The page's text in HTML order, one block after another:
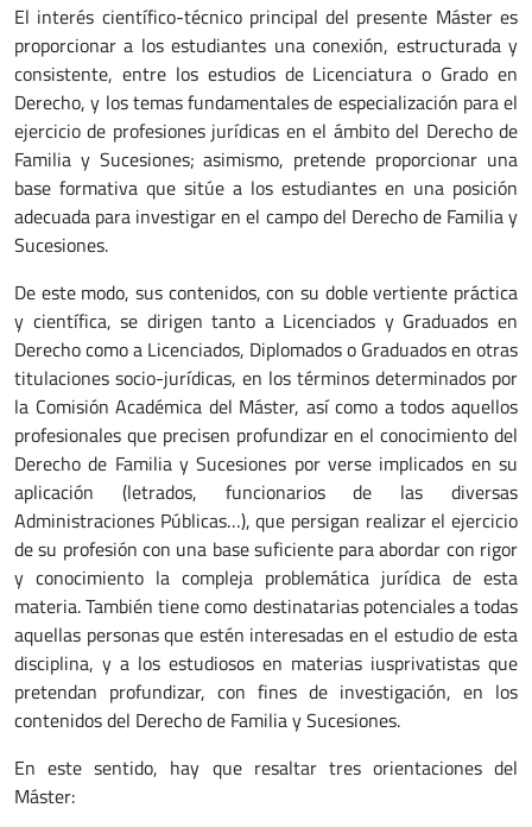
El interés científico-técnico principal del presente Máster es
proporcionar a los estudiantes una conexión, estructurada y
consistente, entre los estudios de Licenciatura o Grado en
Derecho, y los temas fundamentales de especialización para el
ejercicio de profesiones jurídicas en el ámbito del Derecho de
Familia y Sucesiones; asimismo, pretende proporcionar una
base formativa que sitúe a los estudiantes en una posición
adecuada para investigar en el campo del Derecho de Familia y
Sucesiones.
De este modo, sus contenidos, con su doble vertiente práctica
y científica, se dirigen tanto a Licenciados y Graduados en
Derecho como a Licenciados, Diplomados o Graduados en otras
titulaciones socio-jurídicas, en los términos determinados por
la Comisión Académica del Máster, así como a todos aquellos
profesionales que precisen profundizar en el conocimiento del
Derecho de Familia y Sucesiones por verse implicados en su
aplicación (letrados, funcionarios de las diversas
Administraciones Públicas…), que persigan realizar el ejercicio
de su profesión con una base suficiente para abordar con rigor
y conocimiento la compleja problemática jurídica de esta
materia. También tiene como destinatarias potenciales a todas
aquellas personas que estén interesadas en el estudio de esta
disciplina, y a los estudiosos en materias iusprivatistas que
pretendan profundizar, con fines de investigación, en los
contenidos del Derecho de Familia y Sucesiones.
En este sentido, hay que resaltar tres orientaciones del
Máster: